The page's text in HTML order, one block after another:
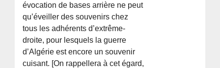
évocation de bases arrière ne peut
qu’éveiller des souvenirs chez
tous les adhérents d’extrême-
droite, pour lesquels la guerre
d’Algérie est encore un souvenir
cuisant. [On rappellera à cet égard,